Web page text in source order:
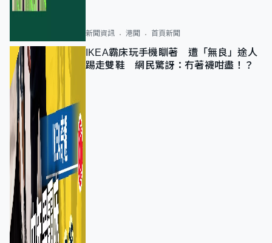
新聞資訊 港聞 首頁新聞
IKEA霸床玩手機瞓著 遭「無良」途人
踢走雙鞋 網民驚訝：冇著襪咁盡！？